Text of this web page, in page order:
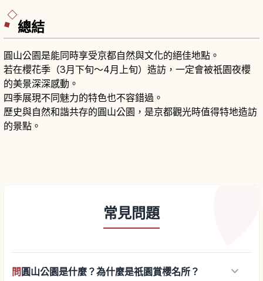
總結
圓山公園是能同時享受京都自然與文化的絕佳地點。
若在櫻花季（3月下旬～4月上旬）造訪，一定會被祇園夜櫻
的美景深深感動。
四季展現不同魅力的特色也不容錯過。
歷史與自然和諧共存的圓山公園，是京都觀光時值得特地造訪
的景點。
常見問題
問 圓山公園是什麼？為什麼是祇園賞櫻名所？ keyboard_arrow_down